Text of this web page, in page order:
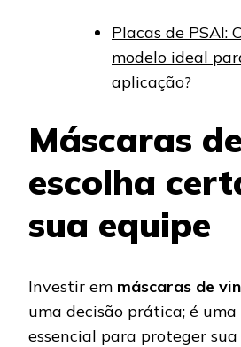
Placas de PSAI:
modelo ideal
aplicação?
Máscaras
escolha
sua equipe
Investir em máscaras de
uma decisão prática; é
essencial para proteger